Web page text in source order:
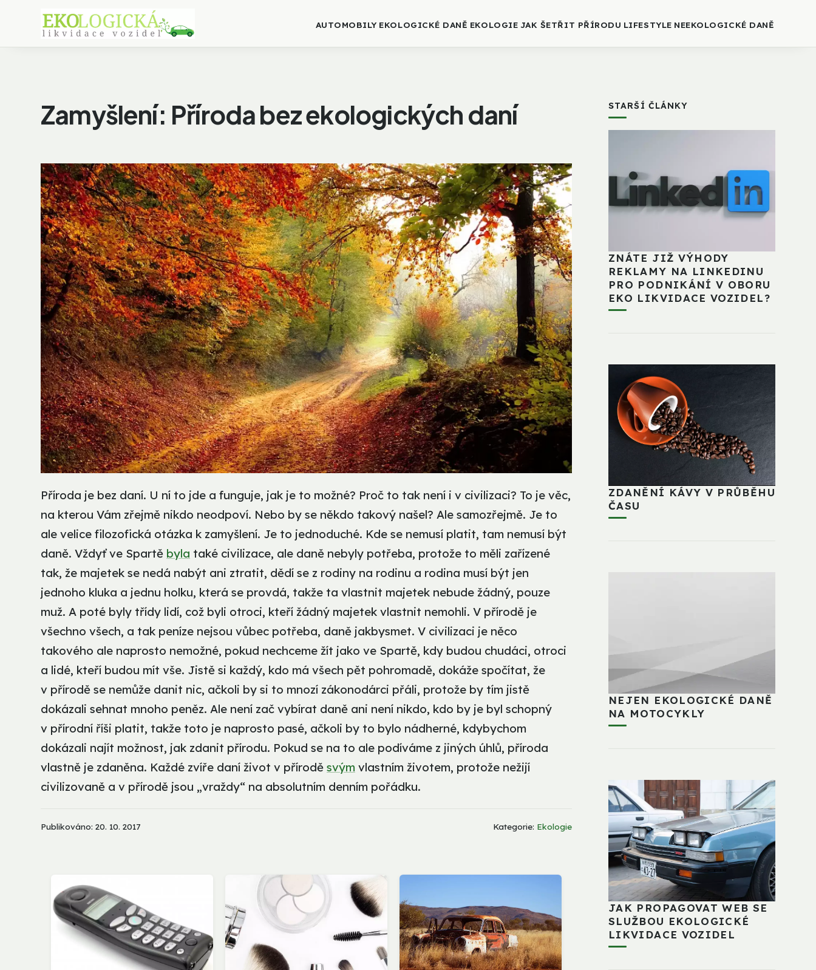
AUTOMOBILY EKOLOGICKÉ DANĚ EKOLOGIE JAK ŠETŘIT PŘÍRODU LIFESTYLE NEEKOLOGICKÉ DANĚ
Zamyšlení: Příroda bez ekologických daní
Příroda je bez daní. U ní to jde a funguje, jak je to možné? Proč to tak není i v civilizaci? To je věc,
na kterou Vám zřejmě nikdo neodpoví. Nebo by se někdo takový našel? Ale samozřejmě. Je to
ale velice filozofická otázka k zamyšlení. Je to jednoduché. Kde se nemusí platit, tam nemusí být
daně. Vždyť ve Spartě byla také civilizace, ale daně nebyly potřeba, protože to měli zařízené
tak, že majetek se nedá nabýt ani ztratit, dědí se z rodiny na rodinu a rodina musí být jen
jednoho kluka a jednu holku, která se provdá, takže ta vlastnit majetek nebude žádný, pouze
muž. A poté byly třídy lidí, což byli otroci, kteří žádný majetek vlastnit nemohli. V přírodě je
všechno všech, a tak peníze nejsou vůbec potřeba, daně jakbysmet. V civilizaci je něco
takového ale naprosto nemožné, pokud nechceme žít jako ve Spartě, kdy budou chudáci, otroci
a lidé, kteří budou mít vše. Jistě si každý, kdo má všech pět pohromadě, dokáže spočítat, že
v přírodě se nemůže danit nic, ačkoli by si to mnozí zákonodárci přáli, protože by tím jistě
dokázali sehnat mnoho peněz. Ale není zač vybírat daně ani není nikdo, kdo by je byl schopný
v přírodní říši platit, takže toto je naprosto pasé, ačkoli by to bylo nádherné, kdybychom
dokázali najít možnost, jak zdanit přírodu. Pokud se na to ale podíváme z jiných úhlů, příroda
vlastně je zdaněna. Každé zvíře daní život v přírodě svým vlastním životem, protože nežijí
civilizovaně a v přírodě jsou „vraždy“ na absolutním denním pořádku.
Publikováno: 20. 10. 2017 Kategorie: Ekologie
STARŠÍ ČLÁNKY
ZNÁTE JIŽ VÝHODY
REKLAMY NA LINKEDINU
PRO PODNIKÁNÍ V OBORU
EKO LIKVIDACE VOZIDEL?
ZDANĚNÍ KÁVY V PRŮBĚHU
ČASU
NEJEN EKOLOGICKÉ DANĚ
NA MOTOCYKLY
JAK PROPAGOVAT WEB SE
SLUŽBOU EKOLOGICKÉ
LIKVIDACE VOZIDEL